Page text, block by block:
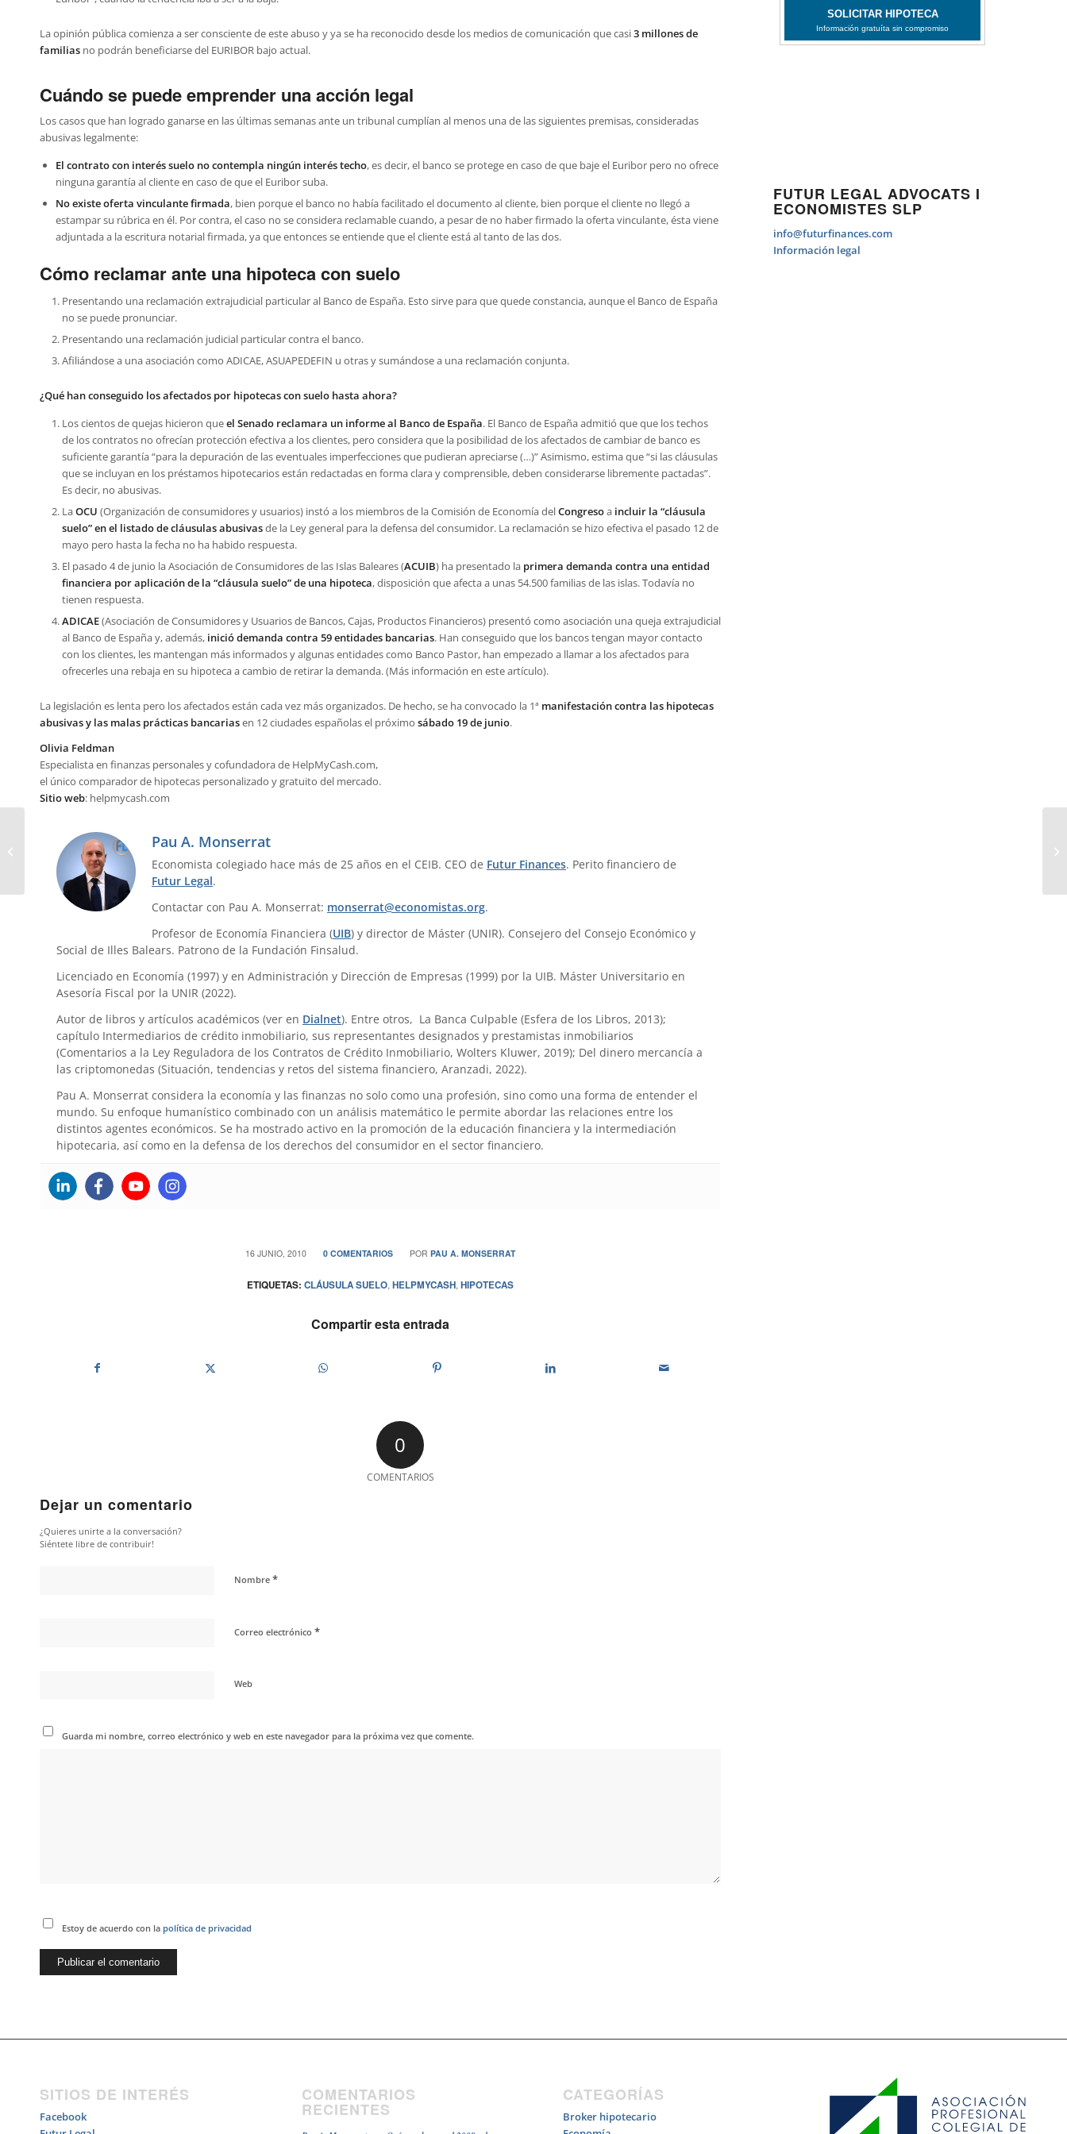
La opinión pública comienza a ser consciente de este abuso y ya se ha reconocido desde los medios de comunicación que casi3 millones de
familias no podrán beneficiarse del EURIBOR bajo actual.
Cuándo se puede emprender una acción legal
Los casos que han logrado ganarse en las últimas semanas ante un tribunal cumplían al menos una de las siguientes premisas, consideradas
abusivas legalmente:
El contrato con interés suelo no contempla ningún interés techo, es decir, el banco se protege en caso de que baje el Euribor pero no ofrece
ninguna garantía al cliente en caso de que el Euribor suba.
No existe oferta vinculante firmada, bien porque el banco no había facilitado el documento al cliente, bien porque el cliente no llegó a
estampar su rúbrica en él. Por contra, el caso no se considera reclamable cuando, a pesar de no haber firmado la oferta vinculante, ésta viene
adjuntada a la escritura notarial firmada, ya que entonces se entiende que el cliente está al tanto de las dos.
Cómo reclamar ante una hipoteca con suelo
Presentando una reclamación extrajudicial particular al Banco de España. Esto sirve para que quede constancia, aunque el Banco de España
no se puede pronunciar.
Presentando una reclamación judicial particular contra el banco.
Afiliándose a una asociación como ADICAE, ASUAPEDEFIN u otras y sumándose a una reclamación conjunta.
¿Qué han conseguido los afectados por hipotecas con suelo hasta ahora?
Los cientos de quejas hicieron queel Senado reclamara un informe al Banco de España. El Banco de España admitió que que los techos
de los contratos no ofrecían protección efectiva a los clientes, pero considera que la posibilidad de los afectados de cambiar de banco es
suficiente garantía “para la depuración de las eventuales imperfecciones que pudieran apreciarse (…)” Asimismo, estima que “si las cláusulas
que se incluyan en los préstamos hipotecarios están redactadas en forma clara y comprensible, deben considerarse libremente pactadas”.
Es decir, no abusivas.
LaOCU (Organización de consumidores y usuarios) instó a los miembros de la Comisión de Economía delCongresoa incluir la “cláusula
suelo” en el listado de cláusulas abusivasde la Ley general para la defensa del consumidor. La reclamación se hizo efectiva el pasado 12 de
mayo pero hasta la fecha no ha habido respuesta.
El pasado 4 de junio la Asociación de Consumidores de las Islas Baleares (ACUIB) ha presentado la primera demanda contra una entidad
financiera por aplicación de la “cláusula suelo” de una hipoteca, disposición que afecta a unas 54.500 familias de las islas. Todavía no
tienen respuesta.
ADICAE(Asociación de Consumidores y Usuarios de Bancos, Cajas, Productos Financieros) presentó como asociación una queja extrajudicial
al Banco de España y, además, inició demanda contra 59 entidades bancarias. Han conseguido que los bancos tengan mayor contacto
con los clientes, les mantengan más informados y algunas entidades como Banco Pastor, han empezado a llamar a los afectados para
ofrecerles una rebaja en su hipoteca a cambio de retirar la demanda. (Más información en este artículo).
La legislación es lenta pero los afectados están cada vez más organizados. De hecho, se ha convocado la 1ª manifestación contra las hipotecas
abusivas y las malas prácticas bancariasen 12 ciudades españolas el próximo sábado 19 de junio.
Olivia Feldman
Especialista en finanzas personales y cofundadora de HelpMyCash.com,
el único comparador de hipotecas personalizado y gratuito del mercado.
Sitio web: helpmycash.com
Pau A. Monserrat
Economista colegiado hace más de 25 años en el CEIB. CEO de Futur Finances. Perito financiero de
Futur Legal.
Contactar con Pau A. Monserrat: monserrat@economistas.org.
Profesor de Economía Financiera (UIB) y director de Máster (UNIR). Consejero del Consejo Económico y
Social de Illes Balears. Patrono de la Fundación Finsalud.
Licenciado en Economía (1997) y en Administración y Dirección de Empresas (1999) por la UIB. Máster Universitario en
Asesoría Fiscal por la UNIR (2022).
Autor de libros y artículos académicos (ver en Dialnet). Entre otros, La Banca Culpable (Esfera de los Libros, 2013);
capítulo Intermediarios de crédito inmobiliario, sus representantes designados y prestamistas inmobiliarios
(Comentarios a la Ley Reguladora de los Contratos de Crédito Inmobiliario, Wolters Kluwer, 2019); Del dinero mercancía a
las criptomonedas (Situación, tendencias y retos del sistema financiero, Aranzadi, 2022).
Pau A. Monserrat considera la economía y las finanzas no solo como una profesión, sino como una forma de entender el
mundo. Su enfoque humanístico combinado con un análisis matemático le permite abordar las relaciones entre los
distintos agentes económicos. Se ha mostrado activo en la promoción de la educación financiera y la intermediación
hipotecaria, así como en la defensa de los derechos del consumidor en el sector financiero.
16 JUNIO, 2010
/ 0 COMENTARIOS
/ PORPAU A. MONSERRAT
ETIQUETAS: CLÁUSULA SUELO,HELPMYCASH,HIPOTECAS
Compartir esta entrada
0
COMENTARIOS
Dejar un comentario
¿Quieres unirte a la conversación?
Siéntete libre de contribuir!
Nombre *
Correo electrónico *
Web
Guarda mi nombre, correo electrónico y web en este navegador para la próxima vez que comente.
Estoy de acuerdo con lapolítica de privacidad
FUTUR LEGAL ADVOCATS I
ECONOMISTES SLP
info@futurfinances.com
Información legal
SITIOS DE INTERÉS
Facebook
COMENTARIOS
RECIENTES
CATEGORÍAS
Broker hipotecario
Valoración de los bienes muebles a
efectos de garantía de
fraccionamientos...